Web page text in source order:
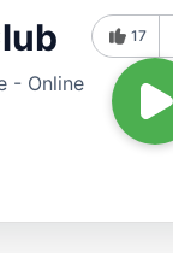
- Online
17